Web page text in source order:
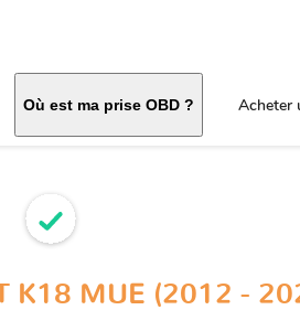
Où est ma prise OBD ? Acheter
K18 MUE (2012 -